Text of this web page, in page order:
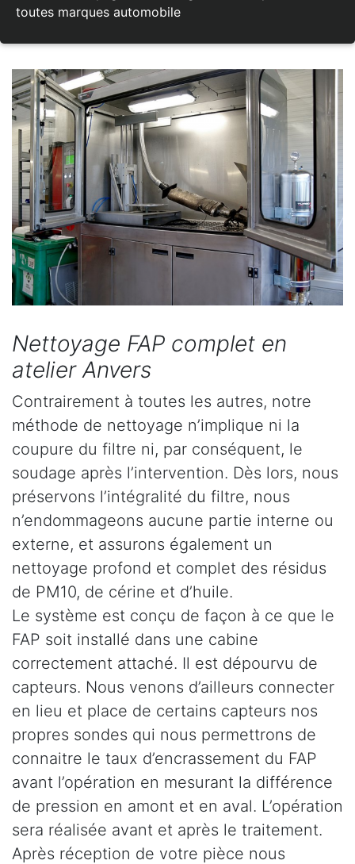
toutes marques automobile
Nettoyage FAP complet en
atelier Anvers
Contrairement à toutes les autres, notre
méthode de nettoyage n’implique ni la
coupure du filtre ni, par conséquent, le
soudage après l’intervention. Dès lors, nous
préservons l’intégralité du filtre, nous
n’endommageons aucune partie interne ou
externe, et assurons également un
nettoyage profond et complet des résidus
de PM10, de cérine et d’huile.
Le système est conçu de façon à ce que le
FAP soit installé dans une cabine
correctement attaché. Il est dépourvu de
capteurs. Nous venons d’ailleurs connecter
en lieu et place de certains capteurs nos
propres sondes qui nous permettrons de
connaitre le taux d’encrassement du FAP
avant l’opération en mesurant la différence
de pression en amont et en aval. L’opération
sera réalisée avant et après le traitement.
Après réception de votre pièce nous